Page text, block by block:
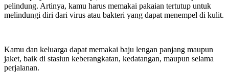
pelindung. Artinya, kamu harus memakai pakaian tertutup untuk
melindungi diri dari virus atau bakteri yang dapat menempel di kulit.
Kamu dan keluarga dapat memakai baju lengan panjang maupun
jaket, baik di stasiun keberangkatan, kedatangan, maupun selama
perjalanan.